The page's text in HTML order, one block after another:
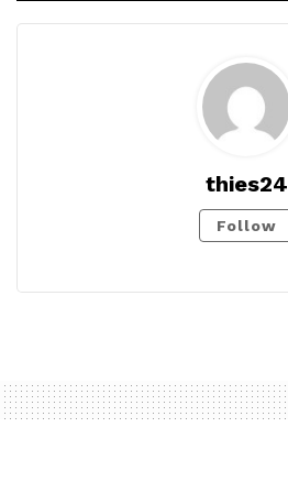
thies24
Follow